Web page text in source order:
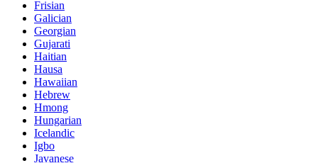
Frisian
Galician
Georgian
Gujarati
Haitian
Hausa
Hawaiian
Hebrew
Hmong
Hungarian
Icelandic
Igbo
Javanese